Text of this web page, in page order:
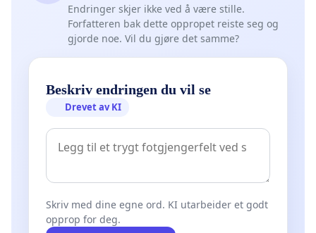
Endringer skjer ikke ved å være stille.
Forfatteren bak dette oppropet reiste seg og
gjorde noe. Vil du gjøre det samme?
Beskriv endringen du vil se
Drevet av KI
Skriv med dine egne ord. KI utarbeider et godt
opprop for deg.